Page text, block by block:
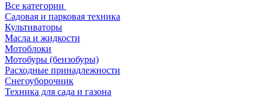
Все категории
Садовая и парковая техника
Культиваторы
Масла и жидкости
Мотоблоки
Мотобуры (бензобуры)
Расходные принадлежности
Снегоуборочник
Техника для сада и газона